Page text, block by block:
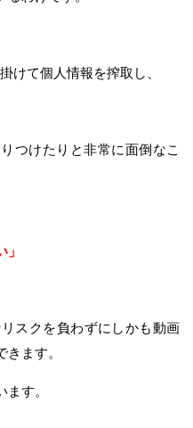
けて個人情報を搾取し、
つけたりと非常に面倒なこ
スクを負わずにしかも動画
ます。
す。